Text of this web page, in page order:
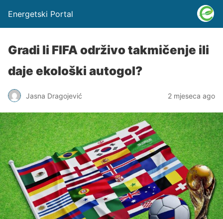
Energetski Portal
Gradi li FIFA održivo takmičenje ili
daje ekološki autogol?
Jasna Dragojević 2 mjeseca ago